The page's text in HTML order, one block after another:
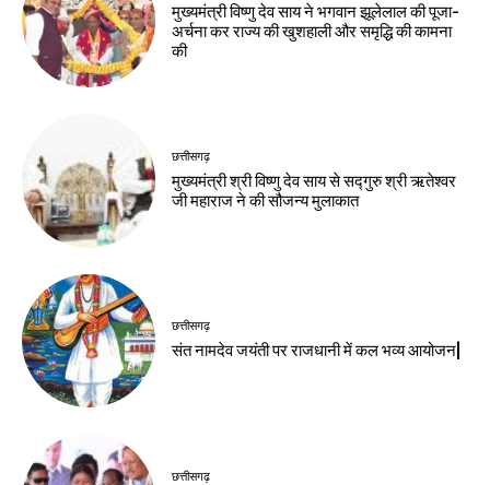
मुख्यमंत्री विष्णु देव साय ने भगवान झूलेलाल की पूजा-
अर्चना कर राज्य की खुशहाली और समृद्धि की कामना
की
छत्तीसगढ़
मुख्यमंत्री श्री विष्णु देव साय से सद्गुरु श्री ऋतेश्वर
जी महाराज ने की सौजन्य मुलाकात
छत्तीसगढ़
संत नामदेव जयंती पर राजधानी में कल भव्य आयोजन|
छत्तीसगढ़